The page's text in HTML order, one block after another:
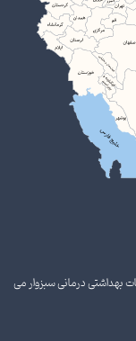
بهداشتی درمانی سبزوار می